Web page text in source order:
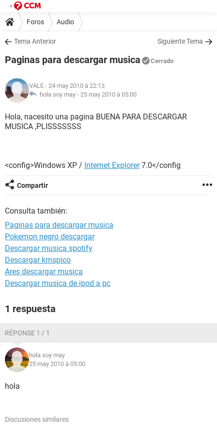
Foros Audio
Tema Anterior Siguiente Tema
Paginas para descargar musica Cerrado
VALE - 24 may 2010 à 22:13
hola soy may - 25 may 2010 à 05:00
Hola, nacesito una pagina BUENA PARA DESCARGAR
MUSICA ,PLISSSSSSS
<config>Windows XP / Internet Explorer7.0</config
Compartir
Consulta también:
Paginas para descargar musica
Pokemon negro descargar
Descargar musica spotify
Descargar kmspico
Ares descargar musica
Descargar musica de ipod a pc
1 respuesta
RÉPONSE 1 / 1
hola soy may
25 may 2010 à 05:00
hola
Discusiones similares